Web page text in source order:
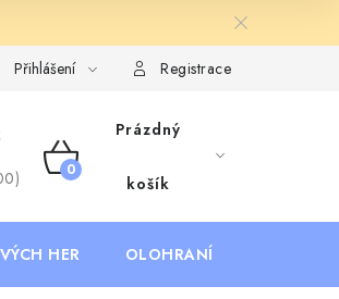
knihovny a jiné zájmové organizace
Přihlášení Registrace
NÁKUPNÍ
Prázdný
košík
HER OLOHRANÍ